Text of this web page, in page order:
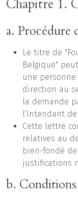
Chapitre 1.
a. Procédure
Le titre de
Belgique"
une
direction au
la demande
l’Intendant
Cette lettre
relatives au
bien-fondé
justifications
b.